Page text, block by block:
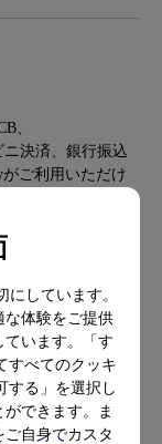
にしています。
な体験をご提供
います。「す
すべてのクッキ
する」を選択し
できます。ま
自身でカスタ
、
ニ決済、銀行振込
がご利用いただけ
/ 沖縄・離島一
文いただいた商
お届けいたしま
）午前8時以降ご
順次対応させて